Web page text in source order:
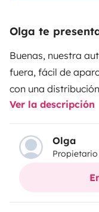
Olga te
Buenas, nuestra
fuera, fácil de
con una
amplios, baño
también con
marchas
nuestros clientes
el boca a boca
cualquier duda
Ver la descripción
Olga